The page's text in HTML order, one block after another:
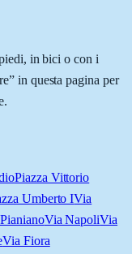
in bici o con i
in questa pagina per
Piazza Vittorio
Umberto IVia
Via NapoliVia
Via Fiora